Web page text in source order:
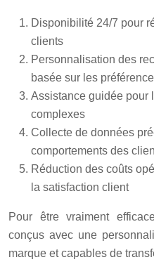
Disponibilité 24/7 pour
clients
Personnalisation des
basée sur les
Assistance guidée pour
complexes
Collecte de données
comportements des
Réduction des coûts
la satisfaction client
Pour être vraiment
conçus avec une
marque et capables de